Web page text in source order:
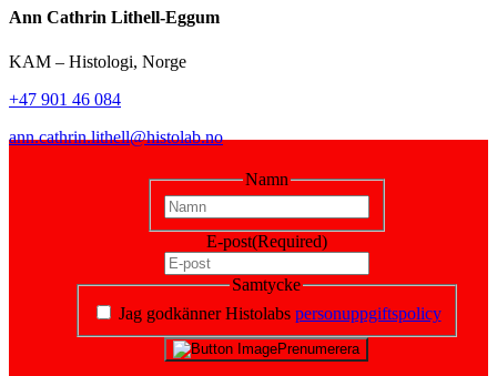
Ann Cathrin Lithell-Eggum
KAM – Histologi, Norge
+47 901 46 084
ann.cathrin.lithell@histolab.no
Namn
First
E-post(Required)
Samtycke
Jag godkänner Histolabs personuppgiftspolicy
Prenumerera